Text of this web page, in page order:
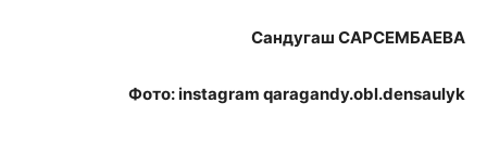
Сандугаш САРСЕМБАЕВА
Фото: instagram qaragandy.obl.densaulyk